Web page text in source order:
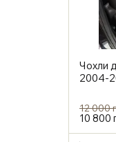
Чохли
2004-
12 000
10 800